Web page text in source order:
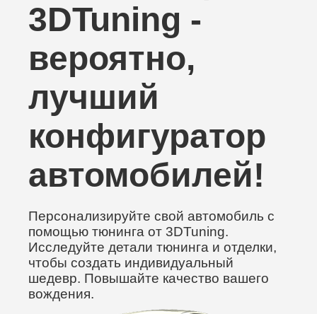
3DTuning -
вероятно,
лучший
конфигуратор
автомобилей!
Персонализируйте свой автомобиль с
помощью тюнинга от 3DTuning.
Исследуйте детали тюнинга и отделки,
чтобы создать индивидуальный
шедевр. Повышайте качество вашего
вождения.